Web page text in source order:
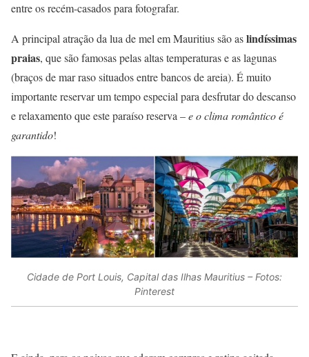
entre os recém-casados para fotografar.
A principal atração da lua de mel em Mauritius são aslindíssimas
praias, que são famosas pelas altas temperaturas e as lagunas
(braços de mar raso situados entre bancos de areia). É muito
importante reservar um tempo especial para desfrutar do descanso
e relaxamento que este paraíso reserva –e o clima romântico é
garantido!
Cidade de Port Louis, Capital das Ilhas Mauritius – Fotos:
Pinterest